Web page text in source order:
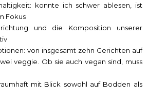
konnte ich schwer ablesen, ist
Fokus
und die Komposition unserer
von insgesamt zehn Gerichten auf
veggie. Ob sie auch vegan sind, muss
mit Blick sowohl auf Bodden als